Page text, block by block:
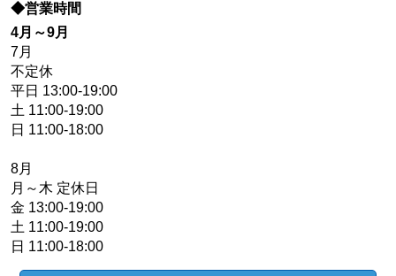
◆営業時間
4月～9月
7月
不定休
平日 13:00-19:00
土 11:00-19:00
日 11:00-18:00
8月
月～木 定休日
金 13:00-19:00
土 11:00-19:00
日 11:00-18:00